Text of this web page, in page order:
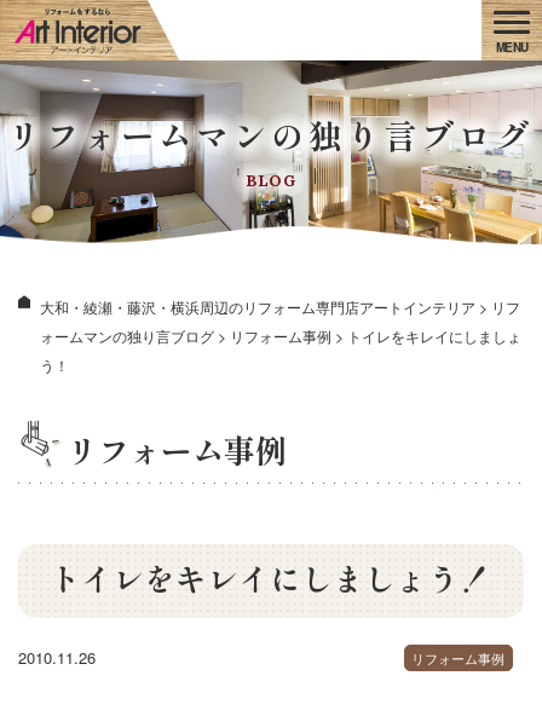
リフォームマンの独り言ブログ
BLOG
大和・綾瀬・藤沢・横浜周辺のリフォーム専門店アートインテリア > リフ
ォームマンの独り言ブログ > リフォーム事例 > トイレをキレイにしましょ
う！
リフォーム事例
トイレをキレイにしましょう！
2010.11.26 リフォーム事例